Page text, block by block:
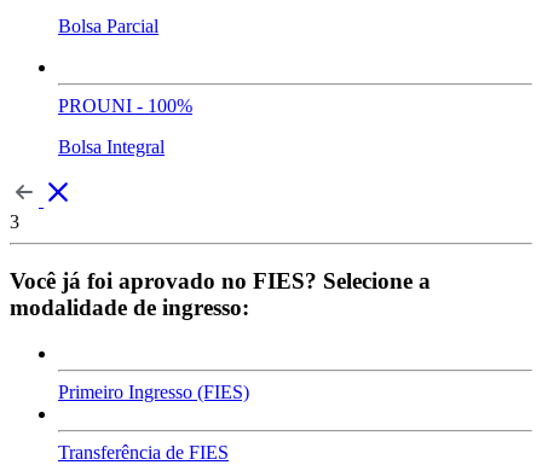
Bolsa Parcial
PROUNI - 100%
Bolsa Integral
3
Você já foi aprovado no FIES? Selecione a
modalidade de ingresso:
Primeiro Ingresso (FIES)
Transferência de FIES